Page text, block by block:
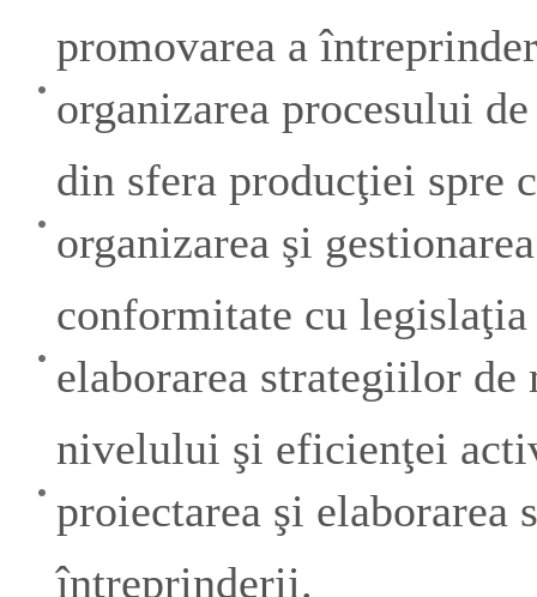
promovarea a
organizarea procesului
din sfera producţiei spre
organizarea şi
conformitate cu
elaborarea strategiilor
nivelului şi eficienţei
proiectarea şi elaborarea
întreprinderii.